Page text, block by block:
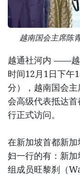
越南国会主席陈
越通社河内 ——越
时间12月1日下午
分），越南国会
会高级代表抵达
行正式访问。
在新加坡首都新
妇一行的有：新
组成员旺黎刹（